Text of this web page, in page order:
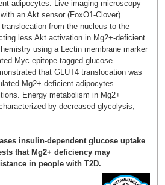
adipocytes. Live imaging microscopy
an Akt sensor (FoxO1-Clover)
from the nucleus to the
less Akt activation in Mg2+-deficient
using a Lectin membrane marker
Myc epitope-tagged glucose
that GLUT4 translocation was
Mg2+-deficient adipocytes
Energy metabolism in Mg2+
by decreased glycolysis,
insulin-dependent glucose uptake
that Mg2+ deficiency may
in people with T2D.